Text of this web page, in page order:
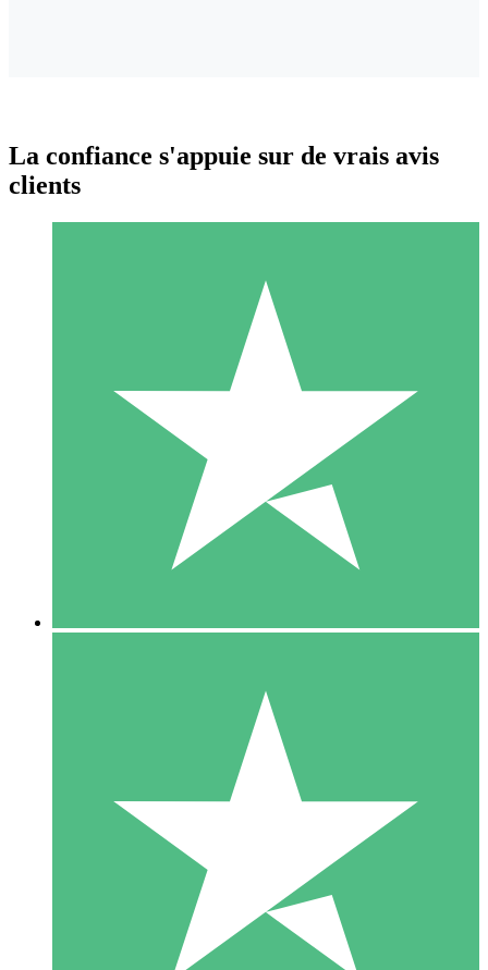
Packs de Crédits Individuels
Payez à l'utilisation avec des crédits de téléchargement. Sans
1 Téléchargement
10 00
10 Téléchargements
20 00
La confiance s'appuie sur de vrais avis
clients